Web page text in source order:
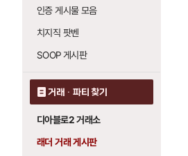
인증 게시물 모음
치지직 팟벤
SOOP 게시판
거래 · 파티 찾기
디아블로2 거래소
래더 거래 게시판